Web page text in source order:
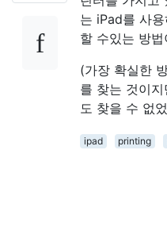
는 iPad를 사
할 수있는 방
(가장 확실한
를 찾는 것이
도 찾을 수 없
ipad printing